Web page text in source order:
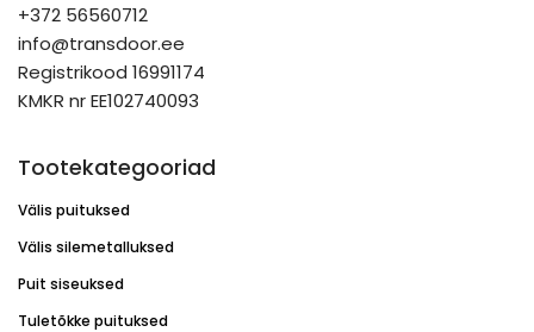
+372 56560712
info@transdoor.ee
Registrikood 16991174
KMKR nr EE102740093
Tootekategooriad
Välis puituksed
Välis silemetalluksed
Puit siseuksed
Tuletõkke puituksed